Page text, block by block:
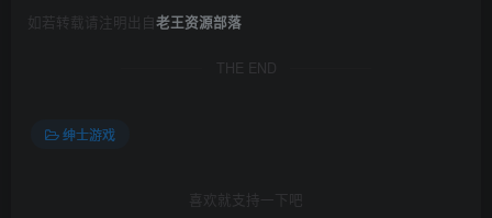
如若转载请注明出自老王资源部落
THE END
绅士游戏
喜欢就支持一下吧